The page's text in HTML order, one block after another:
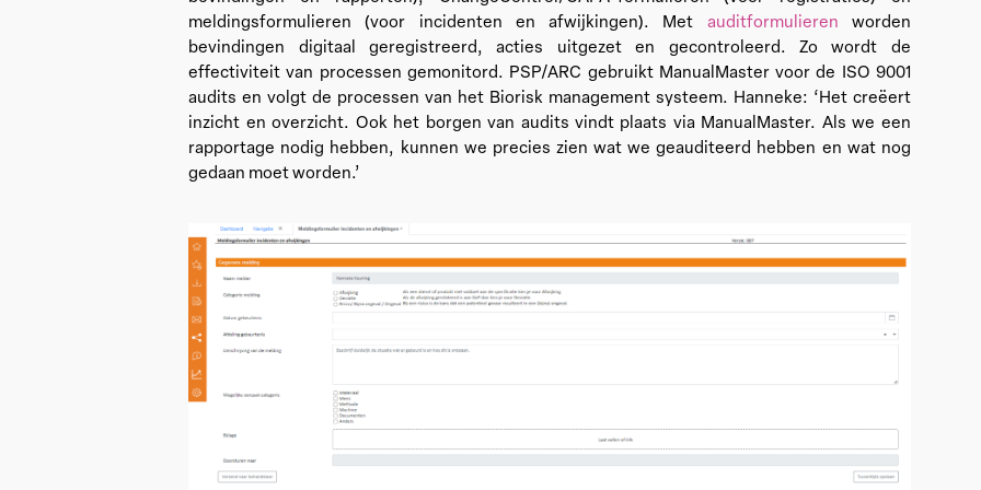
meldingsformulieren (voor incidenten en afwijkingen). Met auditformulieren worden
bevindingen digitaal geregistreerd, acties uitgezet en gecontroleerd. Zo wordt de
effectiviteit van processen gemonitord. PSP/ARC gebruikt ManualMaster voor de ISO 9001
audits en volgt de processen van het Biorisk management systeem. Hanneke: ‘Het creëert
inzicht en overzicht. Ook het borgen van audits vindt plaats via ManualMaster. Als we een
rapportage nodig hebben, kunnen we precies zien wat we geauditeerd hebben en wat nog
gedaan moet worden.’